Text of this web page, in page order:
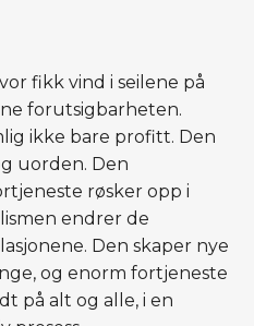
fikk vind i seilene på
forutsigbarheten.
ikke bare profitt. Den
uorden. Den
røsker opp i
endrer de
Den skaper nye
og enorm fortjeneste
på alt og alle, i en